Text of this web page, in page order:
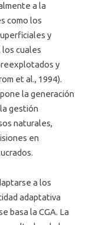
a la
como los
y
cuales
y
et al., 1994).
la generación
gestión
naturales,
en
a los
adaptativa
basa la CGA. La